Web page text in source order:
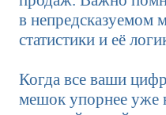
в непредсказуемом
статистики и её
Когда все ваши
мешок упорнее уже